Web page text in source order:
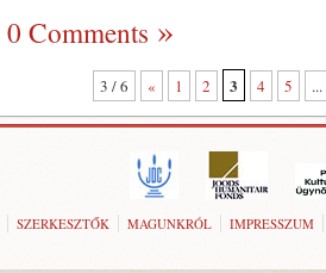
0 Comments
3 / 6 « 1 2 3 4 5 ...
SZERKESZTŐK MAGUNKRÓL IMPRESSZUM